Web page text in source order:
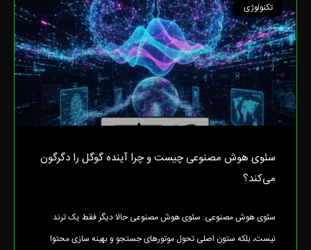
تکنولوژی
سئوی هوش مصنوعی چیست و چرا آینده گوگل را دگرگون
می‌کند؟
سئوی هوش مصنوعی: سئوی هوش مصنوعی حالا دیگر فقط یک ترند
نیست، بلکه ستون اصلی تحول موتورهای جستجو و بهینه سازی محتوا